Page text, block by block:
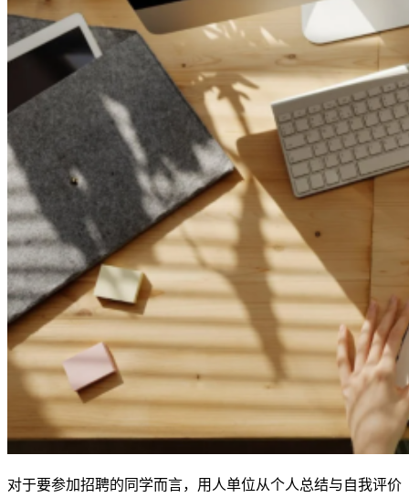
对于要参加招聘的同学而言，用人单位从个人总结与自我评价